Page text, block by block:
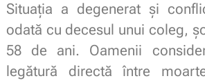
Situația a degenerat și
odată cu decesul unui coleg,
58 de ani. Oamenii
legătură directă între